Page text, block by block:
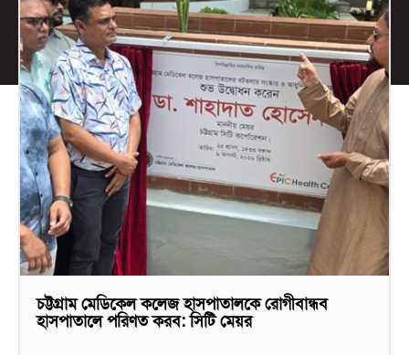
চট্টগ্রাম মেডিকেল কলেজ হাসপাতালকে রোগীবান্ধব
হাসপাতালে পরিণত করব: সিটি মেয়র